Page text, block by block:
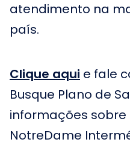
atendimento na
país.
Clique aqui e fale
Busque Plano de
informações
NotreDame